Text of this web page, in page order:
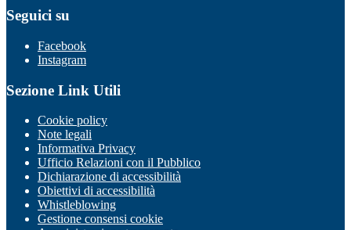
Seguici su
Facebook
Instagram
Sezione Link Utili
Cookie policy
Note legali
Informativa Privacy
Ufficio Relazioni con il Pubblico
Dichiarazione di accessibilità
Obiettivi di accessibilità
Whistleblowing
Gestione consensi cookie